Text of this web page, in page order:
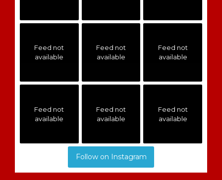
Feed not
available
Feed not
available
Feed not
available
Feed not
available
Feed not
available
Feed not
available
Follow on Instagram